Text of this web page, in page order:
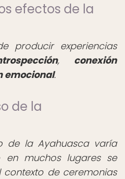
efectos de la
producir experiencias
, conexión
emocional.
de la
de la Ayahuasca varía
en muchos lugares se
de ceremonias